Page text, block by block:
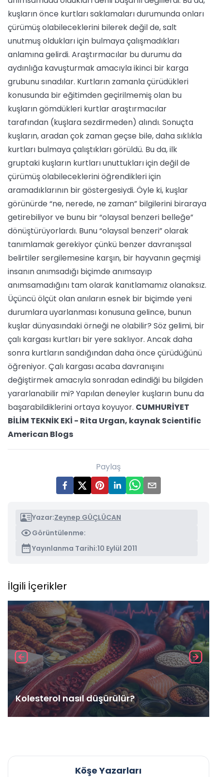
kuşların önce kurtları saklamaları durumunda onları
çürümüş olabileceklerini bilerek değil de, salt
unutmuş oldukları için bulmaya çalışmadıkları
anlamına gelirdi. Araştırmacılar bu durumu da
aydınlığa kavuşturmak amacıyla ikinci bir karga
grubunu sınadılar. Kurtların zamanla çürüdükleri
konusunda bir eğitimden geçirilmemiş olan bu
kuşların gömdükleri kurtlar araştırmacılar
tarafından (kuşlara sezdirmeden) alındı. Sonuçta
kuşların, aradan çok zaman geçse bile, daha sıklıkla
kurtları bulmaya çalıştıkları görüldü. Bu da, ilk
gruptaki kuşların kurtları unuttukları için değil de
çürümüş olabileceklerini öğrendikleri için
aramadıklarının bir göstergesiydi. Öyle ki, kuşlar
görünürde “ne, nerede, ne zaman” bilgilerini biraraya
getirebiliyor ve bunu bir “olaysal benzeri belleğe”
dönüştürüyorlardı. Bunu “olaysal benzeri” olarak
tanımlamak gerekiyor çünkü benzer davranışsal
belirtiler sergilemesine karşın, bir hayvanın geçmişi
insanın anımsadığı biçimde anımsayıp
anımsamadığını tam olarak kanıtlamamız olanaksız.
Üçüncü ölçüt olan anıların esnek bir biçimde yeni
durumlara uyarlanması konusuna gelince, bunun
kuşlar dünyasındaki örneği ne olabilir? Söz gelimi, bir
çalı kargası kurtları bir yere saklıyor. Ancak daha
sonra kurtların sandığından daha önce çürüdüğünü
öğreniyor. Çalı kargası acaba davranışını
değiştirmek amacıyla sonradan edindiği bu bilgiden
yararlanabilir mi? Yapılan deneyler kuşların bunu da
başarabildiklerini ortaya koyuyor. CUMHURİYET
BİLİM TEKNİK EKİ - Rita Urgan, kaynak Scientific
American Blogs
Paylaş
Yazar:Zeynep GÜÇLÜCAN
Görüntülenme:
Yayınlanma Tarihi:10 Eylül 2011
İlgili İçerikler
Kolesterol nasıl düşürülür?
Köşe Yazarları